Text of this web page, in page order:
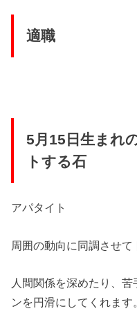
適職
5月15日生まれ
トする石
アパタイト
周囲の動向に同調させて
人間関係を深めたり、
ンを円滑にしてくれます